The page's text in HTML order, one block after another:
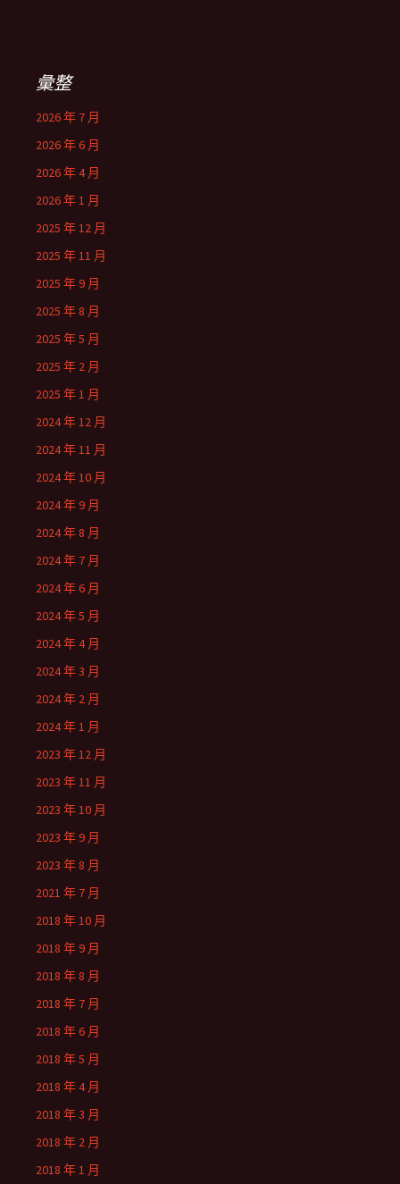
彙整
2026 年 7 月
2026 年 6 月
2026 年 4 月
2026 年 1 月
2025 年 12 月
2025 年 11 月
2025 年 9 月
2025 年 8 月
2025 年 5 月
2025 年 2 月
2025 年 1 月
2024 年 12 月
2024 年 11 月
2024 年 10 月
2024 年 9 月
2024 年 8 月
2024 年 7 月
2024 年 6 月
2024 年 5 月
2024 年 4 月
2024 年 3 月
2024 年 2 月
2024 年 1 月
2023 年 12 月
2023 年 11 月
2023 年 10 月
2023 年 9 月
2023 年 8 月
2021 年 7 月
2018 年 10 月
2018 年 9 月
2018 年 8 月
2018 年 7 月
2018 年 6 月
2018 年 5 月
2018 年 4 月
2018 年 3 月
2018 年 2 月
2018 年 1 月